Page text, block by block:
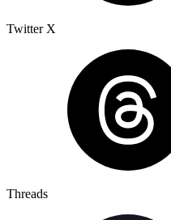
Twitter X
Threads